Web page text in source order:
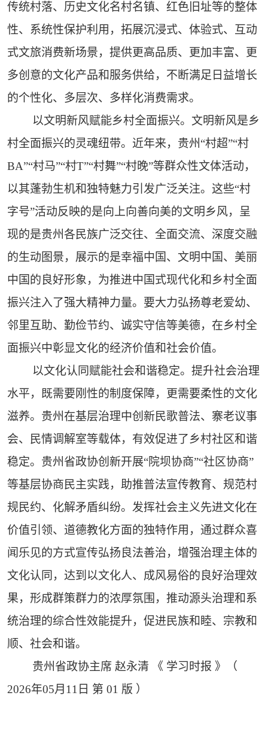
传统村落、历史文化名村名镇、红色旧址等的整体
性、系统性保护利用，拓展沉浸式、体验式、互动
式文旅消费新场景，提供更高品质、更加丰富、更
多创意的文化产品和服务供给，不断满足日益增长
的个性化、多层次、多样化消费需求。
以文明新风赋能乡村全面振兴。文明新风是乡
村全面振兴的灵魂纽带。近年来，贵州“村超”“村
BA”“村马”“村T”“村舞”“村晚”等群众性文体活动，
以其蓬勃生机和独特魅力引发广泛关注。这些“村
字号”活动反映的是向上向善向美的文明乡风，呈
现的是贵州各民族广泛交往、全面交流、深度交融
的生动图景，展示的是幸福中国、文明中国、美丽
中国的良好形象，为推进中国式现代化和乡村全面
振兴注入了强大精神力量。要大力弘扬尊老爱幼、
邻里互助、勤俭节约、诚实守信等美德，在乡村全
面振兴中彰显文化的经济价值和社会价值。
以文化认同赋能社会和谐稳定。提升社会治理
水平，既需要刚性的制度保障，更需要柔性的文化
滋养。贵州在基层治理中创新民歌普法、寨老议事
会、民情调解室等载体，有效促进了乡村社区和谐
稳定。贵州省政协创新开展“院坝协商”“社区协商”
等基层协商民主实践，助推普法宣传教育、规范村
规民约、化解矛盾纠纷。发挥社会主义先进文化在
价值引领、道德教化方面的独特作用，通过群众喜
闻乐见的方式宣传弘扬良法善治，增强治理主体的
文化认同，达到以文化人、成风易俗的良好治理效
果，形成群策群力的浓厚氛围，推动源头治理和系
统治理的综合性效能提升，促进民族和睦、宗教和
顺、社会和谐。
贵州省政协主席 赵永清 《 学习时报 》（
2026年05月11日 第 01 版 ）